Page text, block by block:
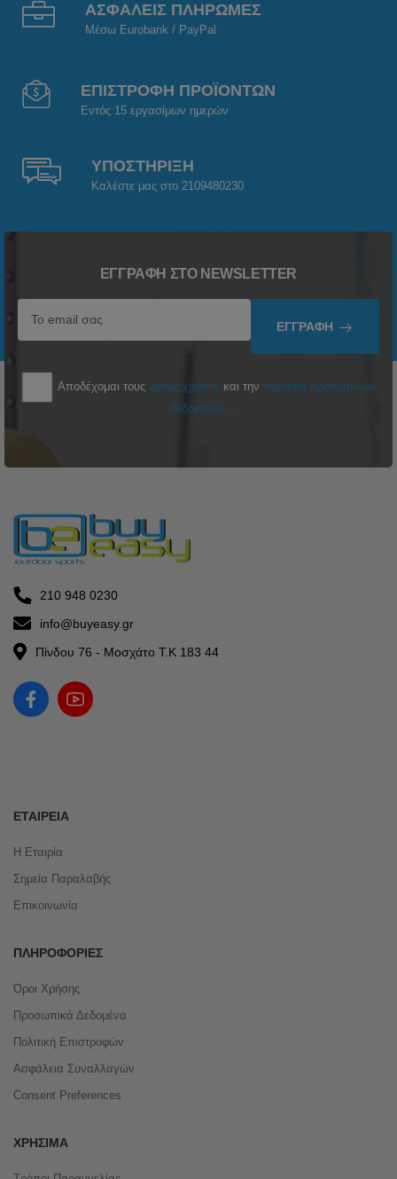
ΑΣΦΑΛΕΙΣ ΠΛΗΡΩΜΕΣ
Μέσω Eurobank / PayPal
ΕΠΙΣΤΡΟΦΗ ΠΡΟΪΟΝΤΩΝ
Εντός 15 εργασίμων ημερών
ΥΠΟΣΤΗΡΙΞΗ
Καλέστε μας στο 2109480230
ΕΓΓΡΑΦΉ ΣΤΟ NEWSLETTER
ΕΓΓΡΑΦΉ
Αποδέχομαι τους όρους χρήσης και την πολιτική προσωπικών
δεδομένων
210 948 0230
info@buyeasy.gr
Πίνδου 76 - Μοσχάτο Τ.Κ 183 44
ΕΤΑΙΡΕΊΑ
Η Εταιρία
Σημεία Παραλαβής
Επικοινωνία
ΠΛΗΡΟΦΟΡΊΕΣ
Όροι Χρήσης
Προσωπικά Δεδομένα
Πολιτική Επιστροφών
Ασφάλεια Συναλλαγών
Consent Preferences
ΧΡΉΣΙΜΑ